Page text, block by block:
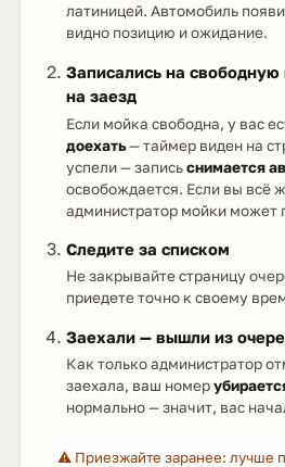
латиницей. Автомобиль
видно позицию и ожидание.
Записались на
на заезд
Если мойка свободна, у вас
доехать— таймер виден на
успели — записьснимается
освобождается. Если вы всё
администратор мойки может
Следите за списком
Не закрывайте страницу
приедете точно к своему
Заехали — вышли из
Как только администратор
заехала, ваш номер
нормально — значит, вас
⚠️ Приезжайте заранее: лучше